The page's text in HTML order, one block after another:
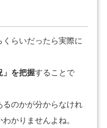
らいだったら実際に
」を把握することで
のかが分からなけれ
かりませんよね。